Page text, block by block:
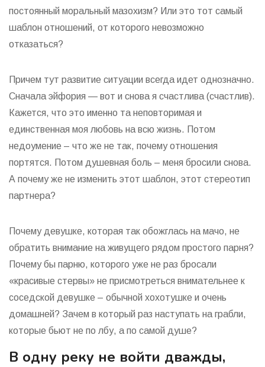
постоянный моральный мазохизм? Или это тот самый
шаблон отношений, от которого невозможно
отказаться?
Причем тут развитие ситуации всегда идет однозначно.
Сначала эйфория — вот и снова я счастлива (счастлив).
Кажется, что это именно та неповторимая и
единственная моя любовь на всю жизнь. Потом
недоумение – что же не так, почему отношения
портятся. Потом душевная боль – меня бросили снова.
А почему же не изменить этот шаблон, этот стереотип
партнера?
Почему девушке, которая так обожглась на мачо, не
обратить внимание на живущего рядом простого парня?
Почему бы парню, которого уже не раз бросали
«красивые стервы» не присмотреться внимательнее к
соседской девушке – обычной хохотушке и очень
домашней? Зачем в который раз наступать на грабли,
которые бьют не по лбу, а по самой душе?
В одну реку не войти дважды,